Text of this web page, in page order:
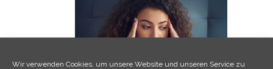
Wir verwenden Cookies, um unsere Website und unseren Service zu